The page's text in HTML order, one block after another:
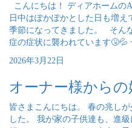
こんにちは！ ディアホームの
日中はぽかぽかとした日も増
季節になってきました。 そん
症の症状に襲われています
2026年3月22日
オーナー様から
皆さまこんにちは。 春の兆し
した。 我が家の子供達も、進